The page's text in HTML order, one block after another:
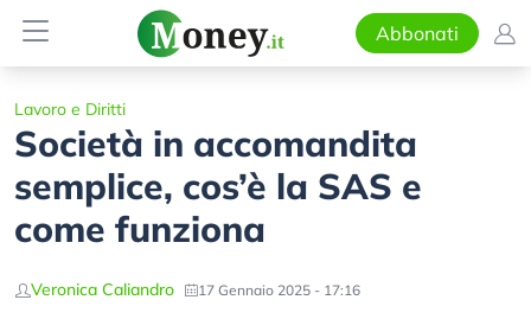
Abbonati
Lavoro e Diritti
Società in accomandita
semplice, cos’è la SAS e
come funziona
Veronica Caliandro 17 Gennaio 2025 - 17:16